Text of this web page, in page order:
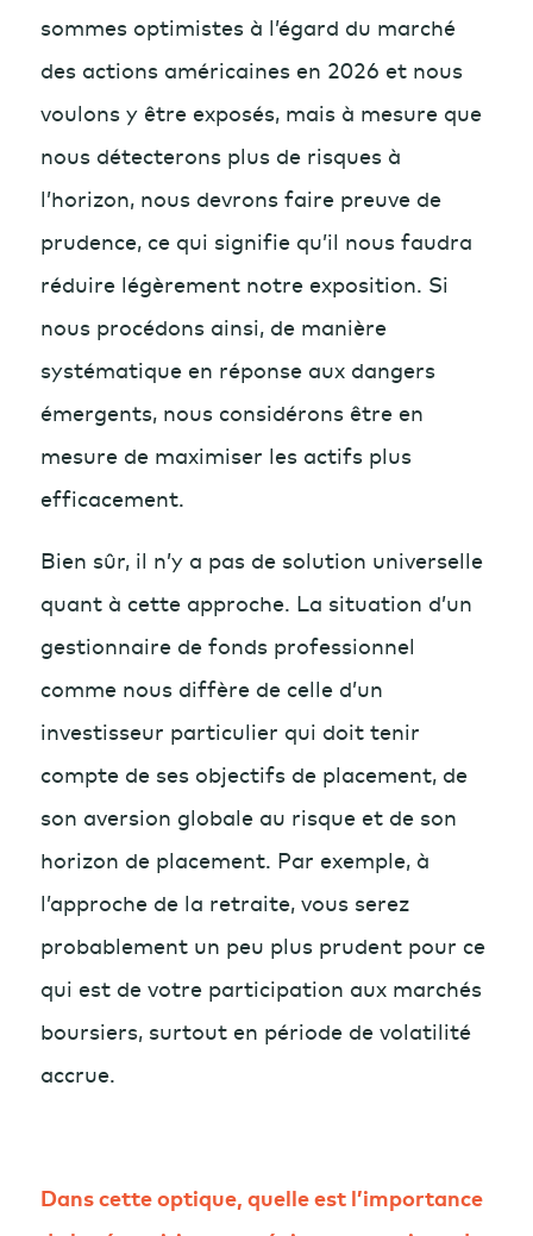
sommes optimistes à l’égard du marché
des actions américaines en 2026 et nous
voulons y être exposés, mais à mesure que
nous détecterons plus de risques à
l’horizon, nous devrons faire preuve de
prudence, ce qui signifie qu’il nous faudra
réduire légèrement notre exposition. Si
nous procédons ainsi, de manière
systématique en réponse aux dangers
émergents, nous considérons être en
mesure de maximiser les actifs plus
efficacement.
Bien sûr, il n’y a pas de solution universelle
quant à cette approche. La situation d’un
gestionnaire de fonds professionnel
comme nous diffère de celle d’un
investisseur particulier qui doit tenir
compte de ses objectifs de placement, de
son aversion globale au risque et de son
horizon de placement. Par exemple, à
l’approche de la retraite, vous serez
probablement un peu plus prudent pour ce
qui est de votre participation aux marchés
boursiers, surtout en période de volatilité
accrue.
Dans cette optique, quelle est l’importance